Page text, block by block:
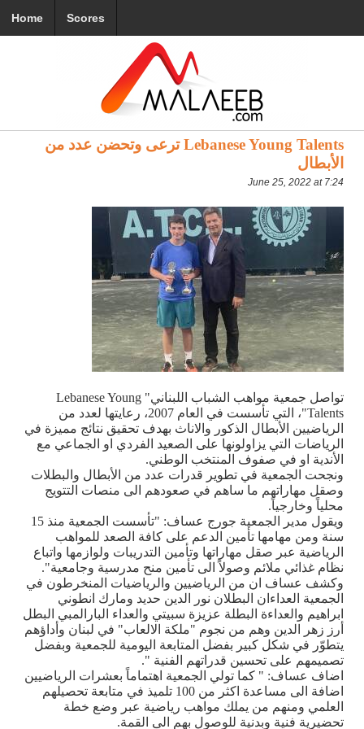
Home Scores
Lebanese Young Talents ترعى وتحضن عدد من
الأبطال
June 25, 2022 at 7:24
تواصل جمعية مواهب الشباب اللبناني
" Lebanese Young
Talents
"، التي تأسست في العام 2007، رعايتها لعدد من
الرياضيين الأبطال الذكور والاناث بهدف تحقيق نتائج مميزة في
الرياضات التي يزاولونها على الصعيد الفردي او الجماعي مع
الأندية او في صفوف المنتخب الوطني.
ونجحت الجمعية في تطوير قدرات عدد من الأبطال والبطلات
وصقل مهاراتهم ما ساهم في صعودهم الى منصات التتويج
محلياً وخارجياً.
ويقول مدير الجمعية جورج عساف: "تأسست الجمعية منذ 15
سنة ومن مهامها تأمين الدعم على كافة الصعد للمواهب
الرياضية عبر صقل مهاراتها وتأمين التدريبات ولوازمها واتباع
نظام غذائي ملائم وصولاً الى تأمين منح مدرسية وجامعية".
وكشف عساف ان من الرياضيين والرياضيات المنخرطون في
الجمعية العداءان البطلان نور الدين حديد ومارك انطوني
ابراهيم والعداءة البطلة عزيزة سبيتي والعداء البارالمبي البطل
أرز زهر الدين وهم من نجوم "ملكة الالعاب" في لبنان وأداؤهم
يتطوّر في شكل كبير بفضل المتابعة اليومية للجمعية وبفضل
تصميمهم على تحسين قدراتهم الفنية ".
اضاف عساف: " كما تولي الجمعية اهتماماً بعشرات الرياضيين
اضافة الى مساعدة اكثر من 100 تلميذ في متابعة تحصيلهم
العلمي ومنهم من يملك مواهب رياضية عبر وضع خطة
تحضيرية فنية وبدنية للوصول بهم الى القمة.